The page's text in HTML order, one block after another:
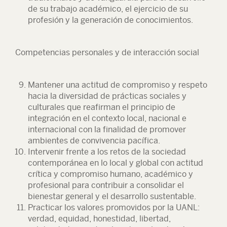
de su trabajo académico, el ejercicio de su
profesión y la generación de conocimientos.
Competencias personales y de interacción social
Mantener una actitud de compromiso y respeto
hacia la diversidad de prácticas sociales y
culturales que reafirman el principio de
integración en el contexto local, nacional e
internacional con la finalidad de promover
ambientes de convivencia pacífica.
Intervenir frente a los retos de la sociedad
contemporánea en lo local y global con actitud
crítica y compromiso humano, académico y
profesional para contribuir a consolidar el
bienestar general y el desarrollo sustentable.
Practicar los valores promovidos por la UANL:
verdad, equidad, honestidad, libertad,